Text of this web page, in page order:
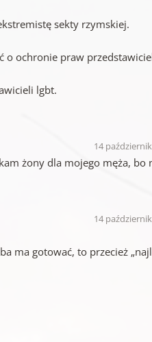
sekty rzymskiej.
o ochronie praw
lgbt.
14
żony dla mojego męża, bo
14
ma gotować, to przecież